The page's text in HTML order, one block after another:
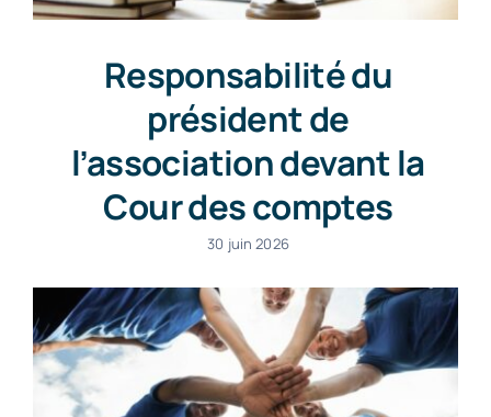
Responsabilité du
président de
l’association devant la
Cour des comptes
30 juin 2026